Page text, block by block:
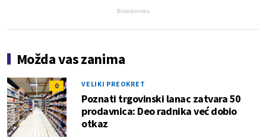
Brainberries
Možda vas zanima
0 VELIKI PREOKRET
Poznati trgovinski lanac zatvara 50
prodavnica: Deo radnika već dobio
otkaz